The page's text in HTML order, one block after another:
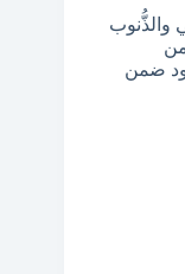
والذُّنوب
ضمن